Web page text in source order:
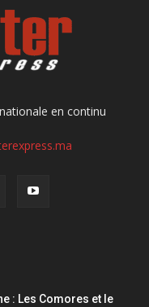
en continu
: Les Comores et le